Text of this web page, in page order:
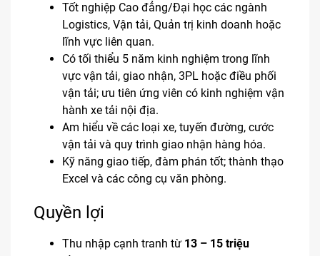
Tốt nghiệp Cao đẳng/Đại học các ngành
Logistics, Vận tải, Quản trị kinh doanh hoặc
lĩnh vực liên quan.
Có tối thiểu 5 năm kinh nghiệm trong lĩnh
vực vận tải, giao nhận, 3PL hoặc điều phối
vận tải; ưu tiên ứng viên có kinh nghiệm vận
hành xe tải nội địa.
Am hiểu về các loại xe, tuyến đường, cước
vận tải và quy trình giao nhận hàng hóa.
Kỹ năng giao tiếp, đàm phán tốt; thành thạo
Excel và các công cụ văn phòng.
Quyền lợi
Thu nhập cạnh tranh từ 13 – 15 triệu